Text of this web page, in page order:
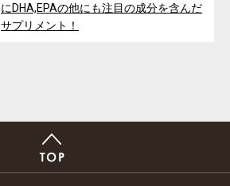
にDHA,EPAの他にも注目の成分を含んだ
サプリメント！